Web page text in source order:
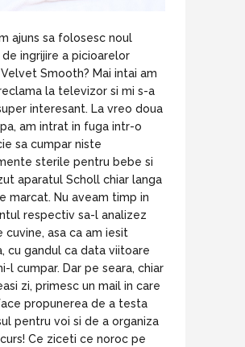
ajuns sa folosesc noul
ingrijire a picioarelor
Smooth? Mai intai am
la televizor si mi s-a
interesant. La vreo doua
am intrat in fuga intr-o
sa cumpar niste
sterile pentru bebe si
aparatul Scholl chiar langa
marcat. Nu aveam timp in
respectiv sa-l analizez
cuvine, asa ca am iesit
cu gandul ca data viitoare
l cumpar. Dar pe seara, chiar
zi, primesc un mail in care
propunerea de a testa
pentru voi si de a organiza
Ce ziceti ce noroc pe